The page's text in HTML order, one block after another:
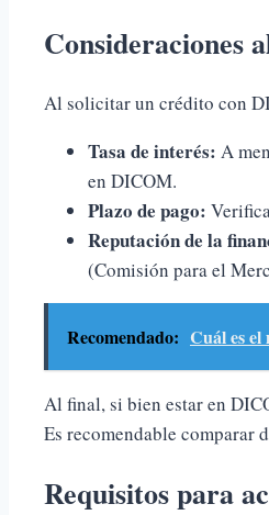
Consideraciones
Al solicitar un crédito con
Tasa de interés: A
en DICOM.
Plazo de pago:
Reputación de la
(Comisión para el
Recomendado: Cuál es
Al final, si bien estar en
Es recomendable comparar
Requisitos para